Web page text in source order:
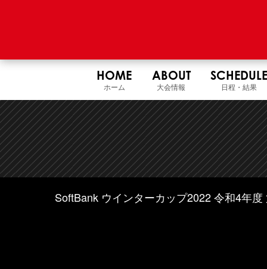
HOME
ホーム
ABOUT
大会情報
SCHEDULE
日程・結果
SoftBank ウインターカップ2022 令和4年